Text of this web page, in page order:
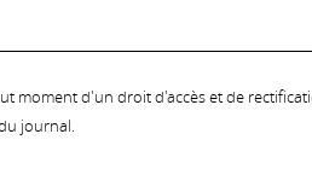
moment d'un droit d'accès et de
journal.